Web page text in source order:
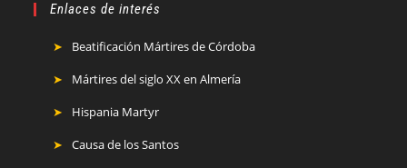
Enlaces de interés
Beatificación Mártires de Córdoba
Mártires del siglo XX en Almería
Hispania Martyr
Causa de los Santos